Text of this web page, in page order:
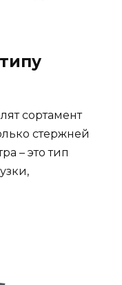
сортамент
стержней
– это тип